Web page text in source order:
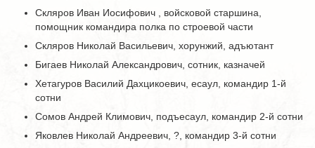
Скляров Иван Иосифович , войсковой старшина,
помощник командира полка по строевой части
Скляров Николай Васильевич, хорунжий, адъютант
Бигаев Николай Александрович, сотник, казначей
Хетагуров Василий Дахцикоевич, есаул, командир 1-й
сотни
Сомов Андрей Климович, подъесаул, командир 2-й сотни
Яковлев Николай Андреевич, ?, командир 3-й сотни